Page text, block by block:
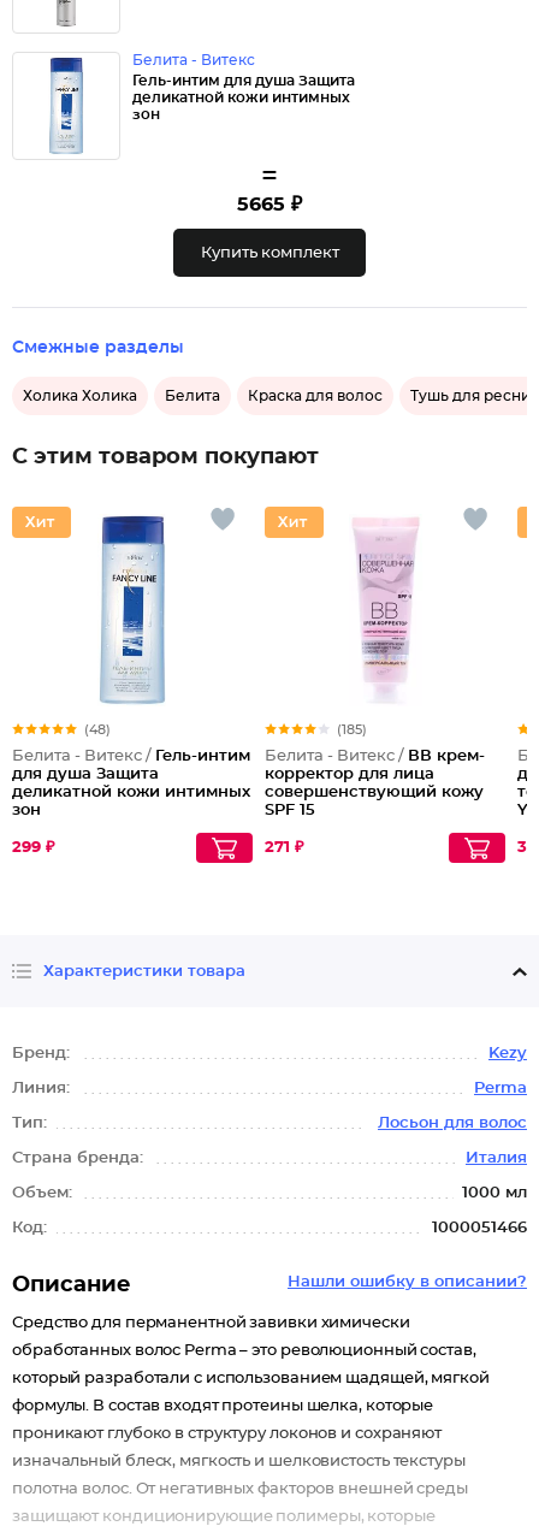
Белита - Витекс
Гель-интим для душа Защита
деликатной кожи интимных
зон
=
5665 ₽
Купить комплект
Смежные разделы
Холика Холика Белита Краска для волос Тушь для ресниц
С этим товаром покупают
(48)
Белита - Витекс / Гель-интим
для душа Защита
деликатной кожи интимных
зон
299 ₽
(185)
Белита - Витекс / ВВ крем-
корректор для лица
совершенствующий кожу
SPF 15
271 ₽
Характеристики товара
Бренд: Kezy
Линия: Perma
Тип: Лосьон для волос
Страна бренда: Италия
Объем: 1000 мл
Код: 1000051466
Нашли ошибку в описании?
Описание
Средство для перманентной завивки химически
обработанных волос Perma – это революционный состав,
который разработали с использованием щадящей, мягкой
формулы. В состав входят протеины шелка, которые
проникают глубоко в структуру локонов и сохраняют
изначальный блеск, мягкость и шелковистость текстуры
полотна волос. От негативных факторов внешней среды
защищают кондиционирующие полимеры, которые